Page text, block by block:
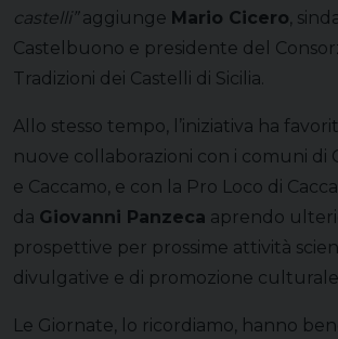
castelli”aggiunge Mario Cicero,
Castelbuono e presidente del
Tradizioni dei Castelli di Sicilia.
Allo stesso tempo, l’iniziativa ha
nuove collaborazioni con i comuni di
e Caccamo, e con la Pro Loco di
da Giovanni Panzeca aprendo
prospettive per prossime attività
divulgative e di promozione culturale
Le Giornate, lo ricordiamo, hanno